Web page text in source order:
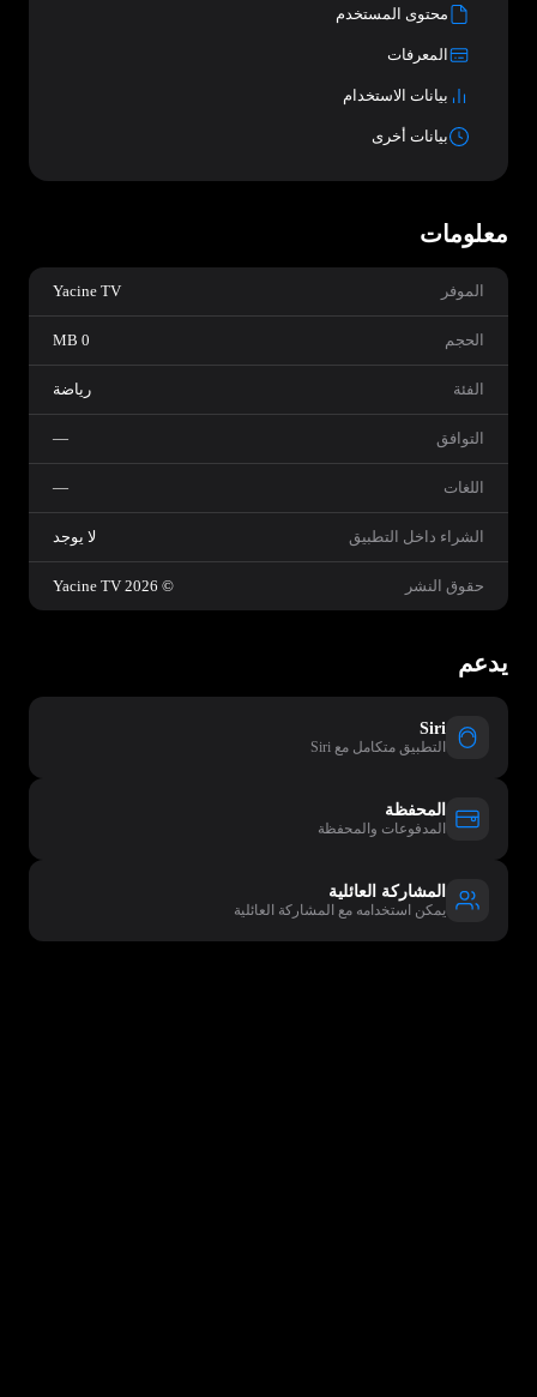
محتوى المستخدم
المعرفات
بيانات الاستخدام
بيانات أخرى
معلومات
الموفر Yacine TV
الحجم 0 MB
الفئة رياضة
التوافق —
اللغات —
الشراء داخل التطبيق لا يوجد
حقوق النشر © 2026 Yacine TV
يدعم
Siri
التطبيق متكامل مع Siri
المحفظة
المدفوعات والمحفظة
المشاركة العائلية
يمكن استخدامه مع المشاركة العائلية